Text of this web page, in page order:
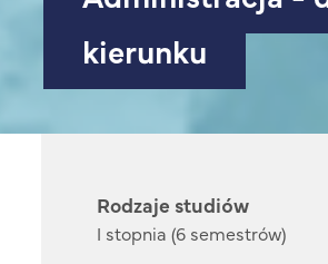
kierunku
Rodzaje studiów
I stopnia (6 semestrów)